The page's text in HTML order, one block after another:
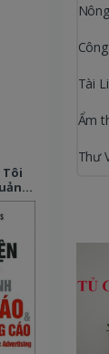
Tôi
Tài
Ẩm
Thư